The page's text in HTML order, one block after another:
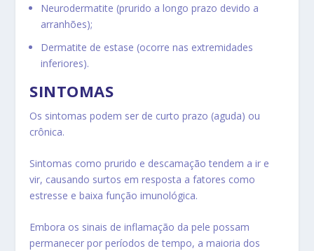
Neurodermatite (prurido a longo prazo devido a
arranhões);
Dermatite de estase (ocorre nas extremidades
inferiores).
SINTOMAS
Os sintomas podem ser de curto prazo (aguda) ou
crônica.
Sintomas comoprurido e descamação tendem a ir e
vir, causando surtos em resposta a fatores como
estresse e baixa função imunológica.
Embora os sinais de inflamação da pele possam
permanecer por períodos de tempo, a maioria dos